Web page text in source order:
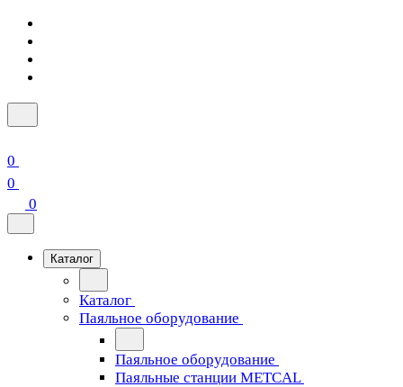
0
0
0
Каталог
Каталог
Паяльное оборудование
Паяльное оборудование
Паяльные станции METCAL